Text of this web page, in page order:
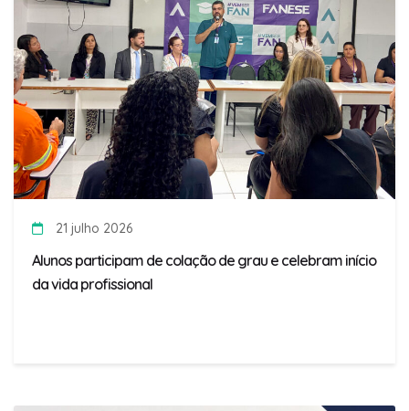
21 julho 2026
Alunos participam de colação de grau e celebram início
da vida profissional